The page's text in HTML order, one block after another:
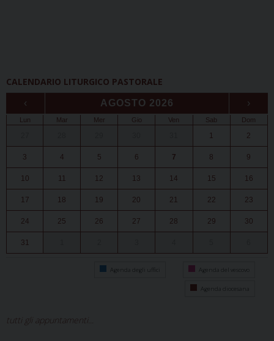
CALENDARIO LITURGICO PASTORALE
‹ AGOSTO 2026 ›
Lun Mar Mer Gio Ven Sab Dom
1 2
3 4 5 6 7 8 9
10 11 12 13 14 15 16
17 18 19 20 21 22 23
24 25 26 27 28 29 30
31
Agenda degli uffici Agenda del vescovo
Agenda diocesana
tutti gli appuntamenti...